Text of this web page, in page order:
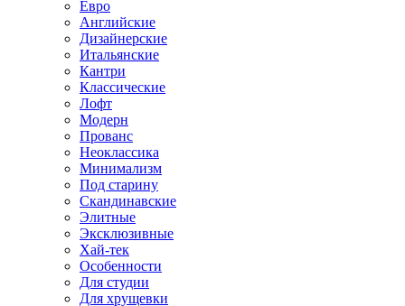
Евро
Английские
Дизайнерские
Итальянские
Кантри
Классические
Лофт
Модерн
Прованс
Неоклассика
Минимализм
Под старину
Скандинавские
Элитные
Эксклюзивные
Хай-тек
Особенности
Для студии
Для хрущевки